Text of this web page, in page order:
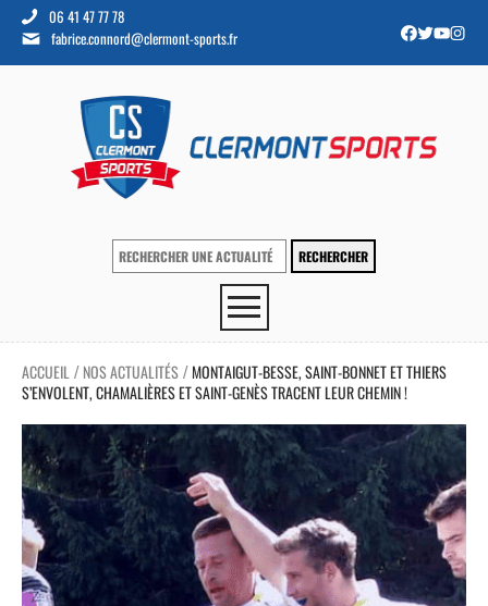
06 41 47 77 78
fabrice.connord@clermont-sports.fr
ACCUEIL / NOS ACTUALITÉS /MONTAIGUT-BESSE, SAINT-BONNET ET THIERS
S’ENVOLENT, CHAMALIÈRES ET SAINT-GENÈS TRACENT LEUR CHEMIN !